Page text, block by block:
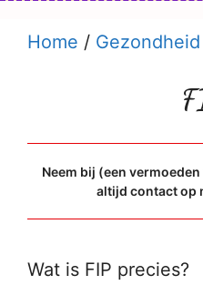
Home / Gezondheid
Neem bij (een
altijd contact op
Wat is FIP precies?